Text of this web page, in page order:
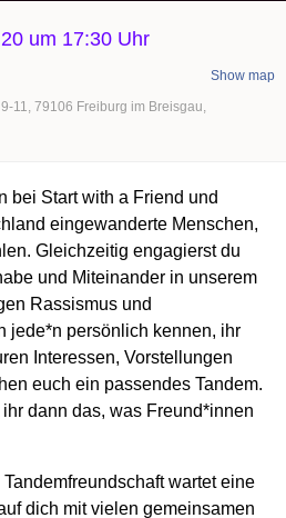
um 17:30 Uhr
11 79106 Freiburg im Breisgau
Show map
bei Start with a Friend und
eingewanderte Menschen,
Gleichzeitig engagierst du
und Miteinander in unserem
Rassismus und
jede*n persönlich kennen, ihr
Interessen, Vorstellungen
euch ein passendes Tandem.
ihr dann das, was Freund*innen
wartet eine
dich mit vielen gemeinsamen